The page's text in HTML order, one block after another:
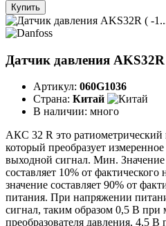
Купить
Датчик давления
Артикул: 060G1036
Страна: Китай
В наличии: много
АКС 32 R это ратиометрический
который преобразует
выходной сигнал. Мин. Значение
составляет 10% от
значение составляет 90% от
питания. При напряжении
сигнал, таким образом 0,5 В при
преобразователя давления, 4,5 В